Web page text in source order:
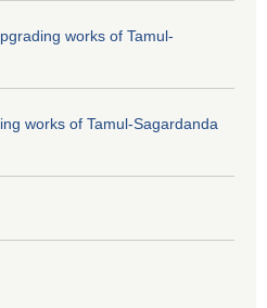
works of Tamul-
works of Tamul-Sagardanda